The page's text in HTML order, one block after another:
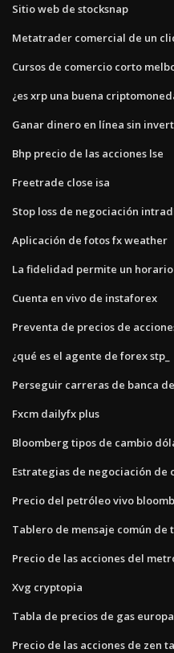
Sitio web de stocksnap
Metatrader comercial de un
Cursos de comercio corto
¿es xrp una buena
Ganar dinero en línea sin
Bhp precio de las acciones lse
Freetrade close isa
Stop loss de negociación
Aplicación de fotos fx weather
La fidelidad permite un
Cuenta en vivo de instaforex
Preventa de precios de
¿qué es el agente de forex stp_
Perseguir carreras de banca
Fxcm dailyfx plus
Bloomberg tipos de cambio
Estrategias de negociación de
Precio del petróleo vivo
Tablero de mensaje común de
Precio de las acciones del
Xvg cryptopia
Tabla de precios de gas europa
Precio de las acciones de zen